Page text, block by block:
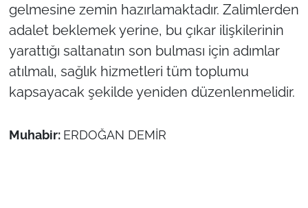
gelmesine zemin hazırlamaktadır. Zalimlerden
adalet beklemek yerine, bu çıkar ilişkilerinin
yarattığı saltanatın son bulması için adımlar
atılmalı, sağlık hizmetleri tüm toplumu
kapsayacak şekilde yeniden düzenlenmelidir.
Muhabir: ERDOĞAN DEMİR